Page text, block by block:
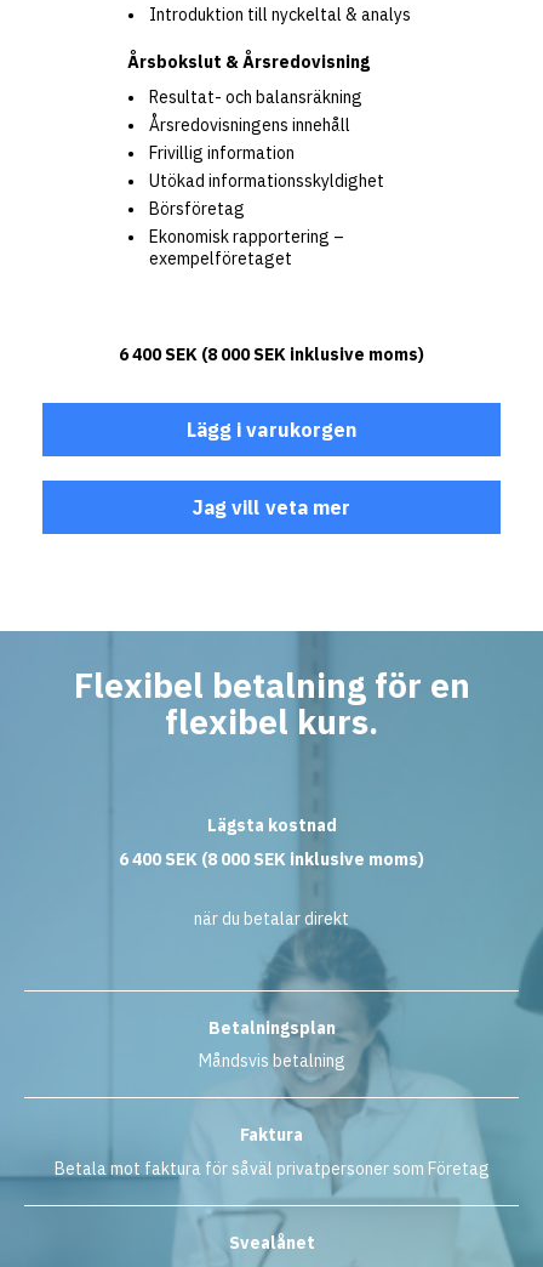
Introduktion till nyckeltal & analys
Årsbokslut & Årsredovisning
Resultat- och balansräkning
Årsredovisningens innehåll
Frivillig information
Utökad informationsskyldighet
Börsföretag
Ekonomisk rapportering –
exempelföretaget
6 400SEK (8 000SEK inklusive moms)
Lägg i varukorgen
Jag vill veta mer
Flexibel betalning för en
flexibel kurs.
Lägsta kostnad
6 400 SEK (8 000 SEK inklusive moms)
när du betalar direkt
Betalningsplan
Måndsvis betalning
Faktura
Betala mot faktura för såväl privatpersoner som Företag
Svealånet